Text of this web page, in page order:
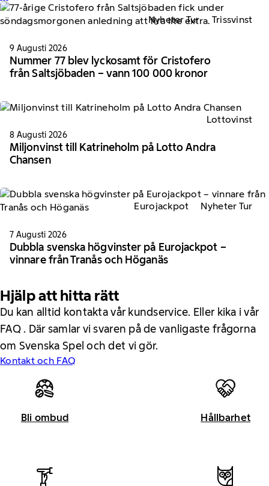
Nyheter Tur Trissvinst
9 Augusti 2026
Nummer 77 blev lyckosamt för Cristofero
från Saltsjöbaden – vann 100 000 kronor
Lottovinst
8 Augusti 2026
Miljonvinst till Katrineholm på Lotto Andra
Chansen
Eurojackpot Nyheter Tur
7 Augusti 2026
Dubbla svenska högvinster på Eurojackpot –
vinnare från Tranås och Höganäs
Hjälp att hitta rätt
Du kan alltid kontakta vår kundservice. Eller kika i vår
FAQ . Där samlar vi svaren på de vanligaste frågorna
om Svenska Spel och det vi gör.
Kontakt och FAQ
Bli ombud Hållbarhet